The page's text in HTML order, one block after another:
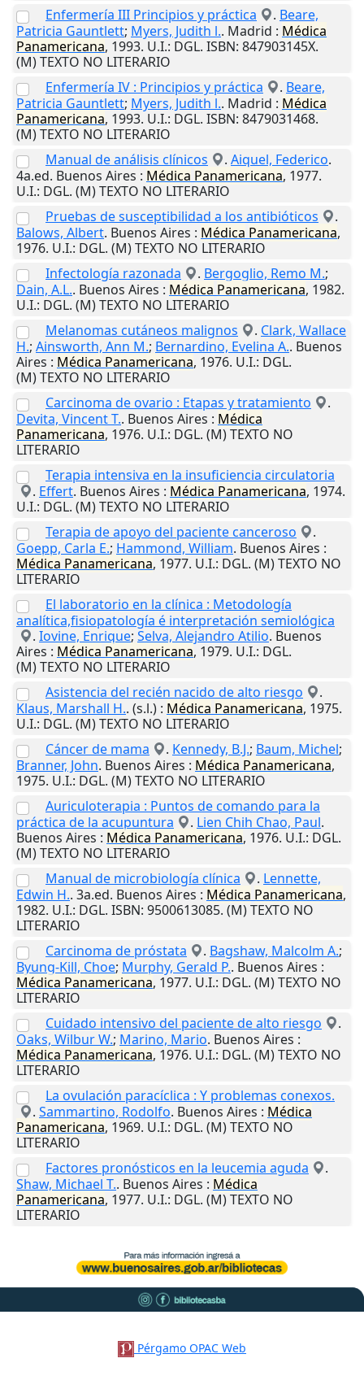
Enfermería III Principios y práctica
. Beare,
Patricia Gauntlett; Myers, Judith l.. Madrid : Médica
Panamericana, 1993. U.I.: DGL. ISBN: 847903145X.
(M) TEXTO NO LITERARIO
Enfermería IV : Principios y práctica
. Beare,
Patricia Gauntlett; Myers, Judith l.. Madrid : Médica
Panamericana, 1993. U.I.: DGL. ISBN: 8479031468.
(M) TEXTO NO LITERARIO
Manual de análisis clínicos
. Aiquel, Federico.
4a.ed. Buenos Aires : Médica Panamericana, 1977.
U.I.: DGL. (M) TEXTO NO LITERARIO
Pruebas de susceptibilidad a los antibióticos
.
Balows, Albert. Buenos Aires : Médica Panamericana,
1976. U.I.: DGL. (M) TEXTO NO LITERARIO
Infectología razonada
. Bergoglio, Remo M.;
Dain, A.L.. Buenos Aires : Médica Panamericana, 1982.
U.I.: DGL. (M) TEXTO NO LITERARIO
Melanomas cutáneos malignos
. Clark, Wallace
H.; Ainsworth, Ann M.; Bernardino, Evelina A.. Buenos
Aires : Médica Panamericana, 1976. U.I.: DGL.
(M) TEXTO NO LITERARIO
Carcinoma de ovario : Etapas y tratamiento
.
Devita, Vincent T.. Buenos Aires : Médica
Panamericana, 1976. U.I.: DGL. (M) TEXTO NO
LITERARIO
Terapia intensiva en la insuficiencia circulatoria
. Effert. Buenos Aires : Médica Panamericana, 1974.
U.I.: DGL. (M) TEXTO NO LITERARIO
Terapia de apoyo del paciente canceroso
.
Goepp, Carla E.; Hammond, William. Buenos Aires :
Médica Panamericana, 1977. U.I.: DGL. (M) TEXTO NO
LITERARIO
El laboratorio en la clínica : Metodología
analítica,fisiopatología é interpretación semiológica
. Iovine, Enrique; Selva, Alejandro Atilio. Buenos
Aires : Médica Panamericana, 1979. U.I.: DGL.
(M) TEXTO NO LITERARIO
Asistencia del recién nacido de alto riesgo
.
Klaus, Marshall H.. (s.l.) : Médica Panamericana, 1975.
U.I.: DGL. (M) TEXTO NO LITERARIO
Cáncer de mama
. Kennedy, B.J.; Baum, Michel;
Branner, John. Buenos Aires : Médica Panamericana,
1975. U.I.: DGL. (M) TEXTO NO LITERARIO
Auriculoterapia : Puntos de comando para la
práctica de la acupuntura
. Lien Chih Chao, Paul.
Buenos Aires : Médica Panamericana, 1976. U.I.: DGL.
(M) TEXTO NO LITERARIO
Manual de microbiología clínica
. Lennette,
Edwin H.. 3a.ed. Buenos Aires : Médica Panamericana,
1982. U.I.: DGL. ISBN: 9500613085. (M) TEXTO NO
LITERARIO
Carcinoma de próstata
. Bagshaw, Malcolm A.;
Byung-Kill, Choe; Murphy, Gerald P.. Buenos Aires :
Médica Panamericana, 1977. U.I.: DGL. (M) TEXTO NO
LITERARIO
Cuidado intensivo del paciente de alto riesgo
.
Oaks, Wilbur W.; Marino, Mario. Buenos Aires :
Médica Panamericana, 1976. U.I.: DGL. (M) TEXTO NO
LITERARIO
La ovulación paracíclica : Y problemas conexos.
. Sammartino, Rodolfo. Buenos Aires : Médica
Panamericana, 1969. U.I.: DGL. (M) TEXTO NO
LITERARIO
Factores pronósticos en la leucemia aguda
.
Shaw, Michael T.. Buenos Aires : Médica
Panamericana, 1977. U.I.: DGL. (M) TEXTO NO
LITERARIO
Pérgamo OPAC Web